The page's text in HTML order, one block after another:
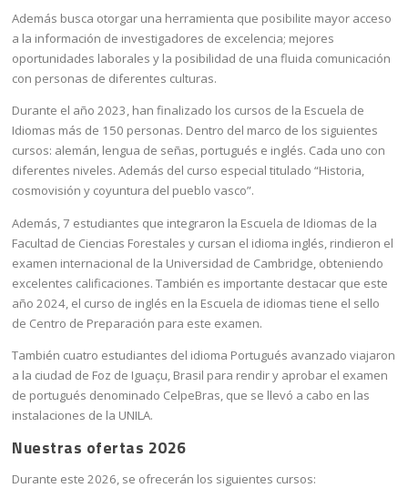
Además busca otorgar una herramienta que posibilite mayor acceso
a la información de investigadores de excelencia; mejores
oportunidades laborales y la posibilidad de una fluida comunicación
con personas de diferentes culturas.
Durante el año 2023, han finalizado los cursos de la Escuela de
Idiomas más de 150 personas. Dentro del marco de los siguientes
cursos: alemán, lengua de señas, portugués e inglés. Cada uno con
diferentes niveles. Además del curso especial titulado “Historia,
cosmovisión y coyuntura del pueblo vasco”.
Además, 7 estudiantes que integraron la Escuela de Idiomas de la
Facultad de Ciencias Forestales y cursan el idioma inglés, rindieron el
examen internacional de la Universidad de Cambridge, obteniendo
excelentes calificaciones. También es importante destacar que este
año 2024, el curso de inglés en la Escuela de idiomas tiene el sello
de Centro de Preparación para este examen.
También cuatro estudiantes del idioma Portugués avanzado viajaron
a la ciudad de Foz de Iguaçu, Brasil para rendir y aprobar el examen
de portugués denominado CelpeBras, que se llevó a cabo en las
instalaciones de la UNILA.
Nuestras ofertas 2026
Durante este 2026, se ofrecerán los siguientes cursos: